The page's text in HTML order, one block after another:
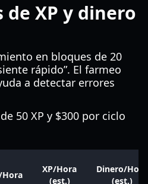
de XP y dinero
en bloques de 20
rápido”. El farmeo
a detectar errores
50 XP y $300 por ciclo
XP/Hora
(est.)
Dinero/Hora
(est.)